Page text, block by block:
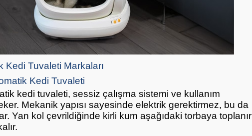
Kedi Tuvaleti Markaları
Kedi Tuvaleti
kedi tuvaleti, sessiz çalışma sistemi ve kullanım
Mekanik yapısı sayesinde elektrik gerektirmez, bu da
Yan kol çevrildiğinde kirli kum aşağıdaki torbaya toplanır